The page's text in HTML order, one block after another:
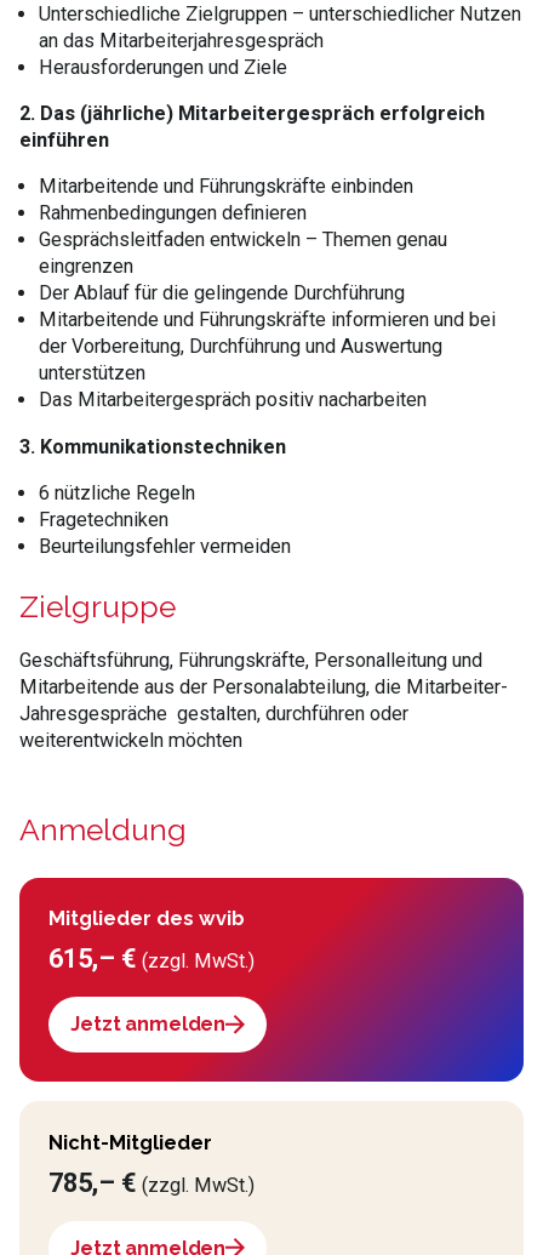
Unterschiedliche Zielgruppen – unterschiedlicher Nutzen
an das Mitarbeiterjahresgespräch
Herausforderungen und Ziele
2. Das (jährliche) Mitarbeitergespräch erfolgreich
einführen
Mitarbeitende und Führungskräfte einbinden
Rahmenbedingungen definieren
Gesprächsleitfaden entwickeln – Themen genau
eingrenzen
Der Ablauf für die gelingende Durchführung
Mitarbeitende und Führungskräfte informieren und bei
der Vorbereitung, Durchführung und Auswertung
unterstützen
Das Mitarbeitergespräch positiv nacharbeiten
3. Kommunikationstechniken
6 nützliche Regeln
Fragetechniken
Beurteilungsfehler vermeiden
Zielgruppe
Geschäftsführung, Führungskräfte, Personalleitung und
Mitarbeitende aus der Personalabteilung, die Mitarbeiter-
Jahresgespräche gestalten, durchführen oder
weiterentwickeln möchten
Anmeldung
Mitglieder des wvib
615,– €(zzgl. MwSt.)
Jetzt anmelden
Nicht-Mitglieder
785,– €(zzgl. MwSt.)
Jetzt anmelden